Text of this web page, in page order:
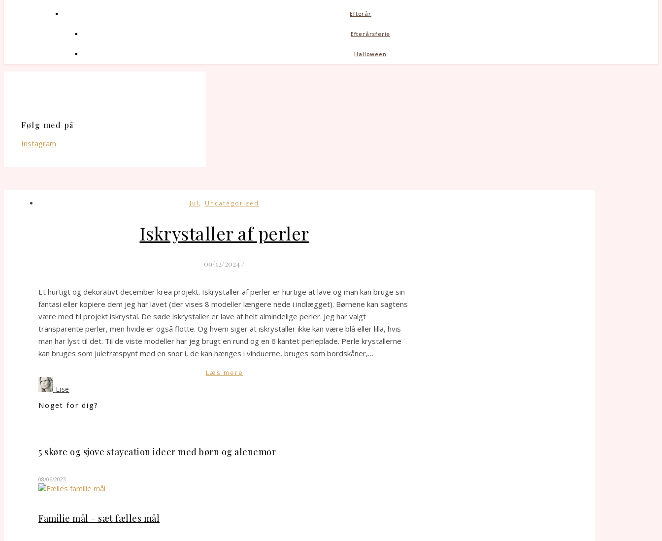
Efterår
Efterårsferie
Halloween
Følg med på
Instagram
Jul , Uncategorized
Iskrystaller af perler
09/12/2024 /
Et hurtigt og dekorativt december krea projekt. Iskrystaller af perler er hurtige at lave og man kan bruge sin
fantasi eller kopiere dem jeg har lavet (der vises 8 modeller længere nede i indlægget). Børnene kan sagtens
være med til projekt iskrystal. De søde iskrystaller er lave af helt almindelige perler. Jeg har valgt
transparente perler, men hvide er også flotte. Og hvem siger at iskrystaller ikke kan være blå eller lilla, hvis
man har lyst til det. Til de viste modeller har jeg brugt en rund og en 6 kantet perleplade. Perle krystallerne
kan bruges som juletræspynt med en snor i, de kan hænges i vinduerne, bruges som bordskåner,…
Læs mere
Lise
Noget for dig?
5 skøre og sjove staycation ideer med børn og alenemor
08/06/2023
Familie mål – sæt fælles mål